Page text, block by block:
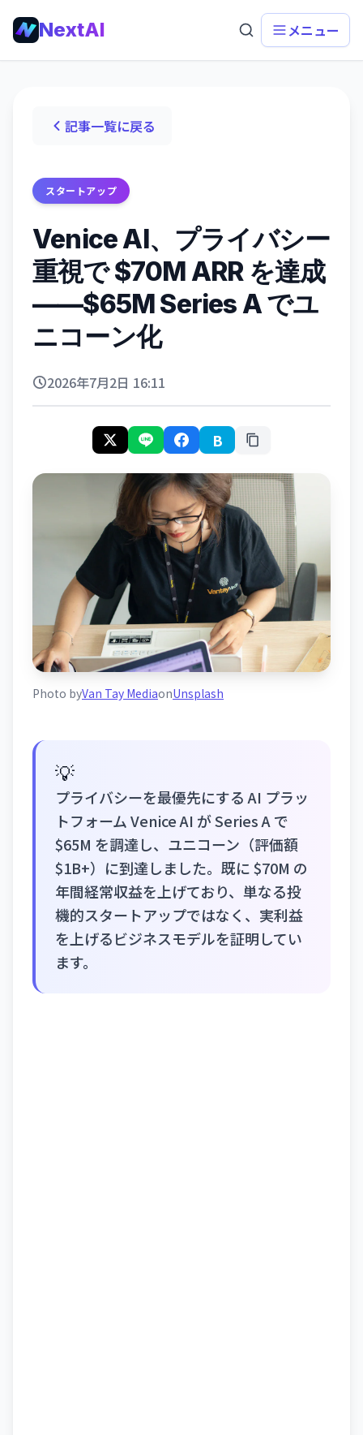
NextAI メニュー
記事一覧に戻る
スタートアップ
Venice AI、プライバシー
重視で $70M ARR を達成
——$65M Series A でユ
ニコーン化
2026年7月2日 16:11
B
Photo byVan Tay MediaonUnsplash
💡
プライバシーを最優先にする AI プラッ
トフォーム Venice AI が Series A で
$65M を調達し、ユニコーン（評価額
$1B+）に到達しました。既に $70M の
年間経常収益を上げており、単なる投
機的スタートアップではなく、実利益
を上げるビジネスモデルを証明してい
ます。